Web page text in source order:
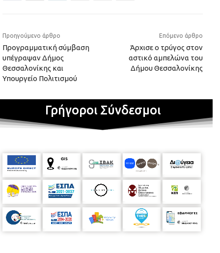
Προηγούμενο άρθρο
Προγραμματική σύμβαση
υπέγραψαν Δήμος
Θεσσαλονίκης και
Υπουργείο Πολιτισμού
Επόμενο άρθρο
Άρχισε ο τρύγος στον
αστικό αμπελώνα του
Δήμου Θεσσαλονίκης
Γρήγοροι Σύνδεσμοι